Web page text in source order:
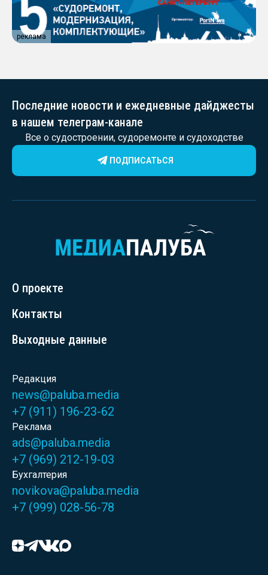
реклама
Последние новости и ежедневные дайджесты
в нашем телеграм-канале
Все о судостроении, судоремонте и судоходстве
ПОДПИСАТЬСЯ
О проекте
Контакты
Выходные данные
Редакция
news@paluba.media
+7 (911) 196-23-62
Реклама
ads@paluba.media
+7 (969) 212-19-03
Бухгалтерия
novikova@paluba.media
+7 (999) 028-56-78